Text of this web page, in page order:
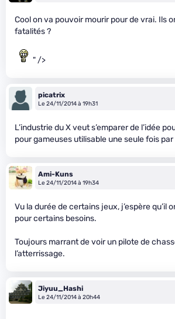
Cool on va pouvoir mourir pour de vrai. Ils
fatalités ?
" />
picatrix
Le 24/11/2014 à 19h31
L’industrie du X veut s’emparer de l’idée
pour gameuses utilisable une seule fois par
Ami-Kuns
Le 24/11/2014 à 19h34
Vu la durée de certains jeux, j’espère qu’il
pour certains besoins.
Toujours marrant de voir un pilote de
l’atterrissage.
Jiyuu_Hashi
Le 24/11/2014 à 20h44